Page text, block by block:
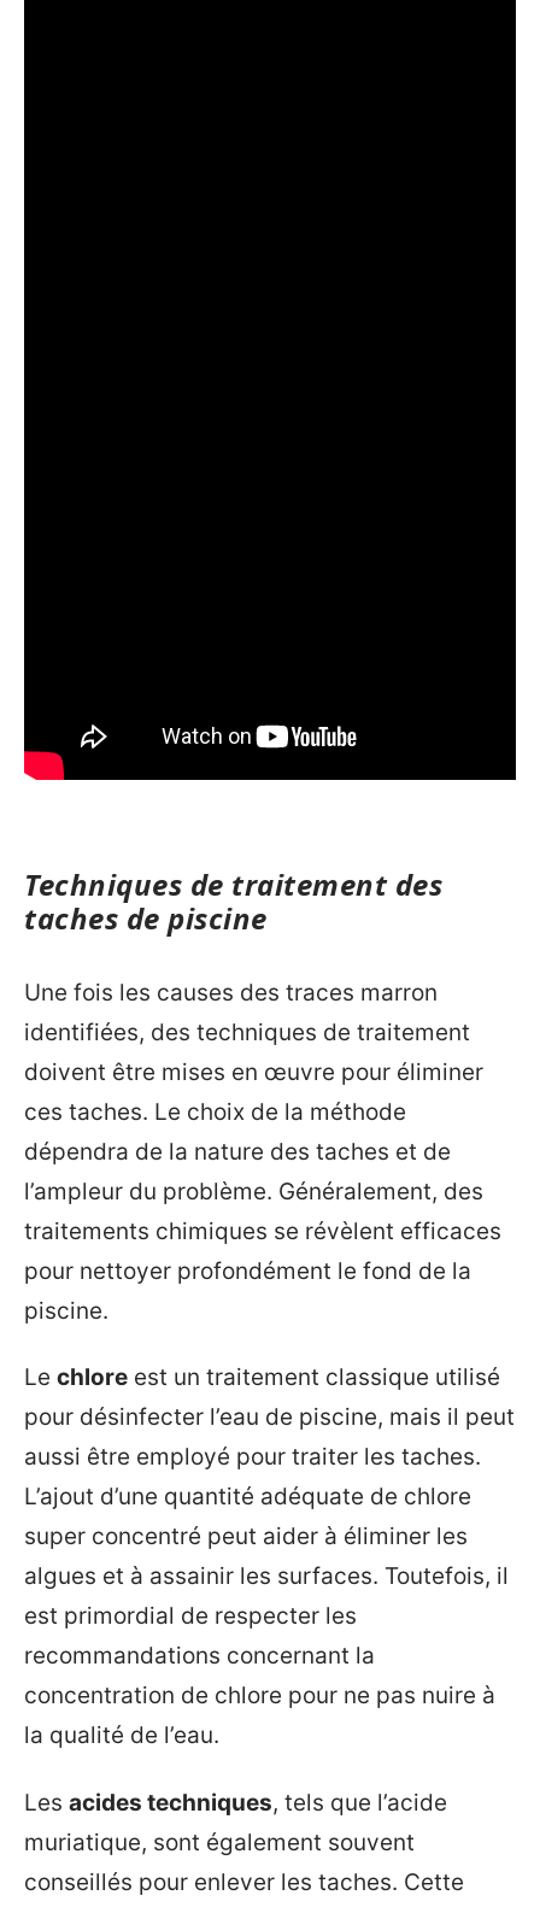
Techniques de traitement des
taches de piscine
Une fois les causes des traces marron
identifiées, des techniques de traitement
doivent être mises en œuvre pour éliminer
ces taches. Le choix de la méthode
dépendra de la nature des taches et de
l’ampleur du problème. Généralement, des
traitements chimiques se révèlent efficaces
pour nettoyer profondément le fond de la
piscine.
Le chlore est un traitement classique utilisé
pour désinfecter l’eau de piscine, mais il peut
aussi être employé pour traiter les taches.
L’ajout d’une quantité adéquate de chlore
super concentré peut aider à éliminer les
algues et à assainir les surfaces. Toutefois, il
est primordial de respecter les
recommandations concernant la
concentration de chlore pour ne pas nuire à
la qualité de l’eau.
Les acides techniques, tels que l’acide
muriatique, sont également souvent
conseillés pour enlever les taches. Cette